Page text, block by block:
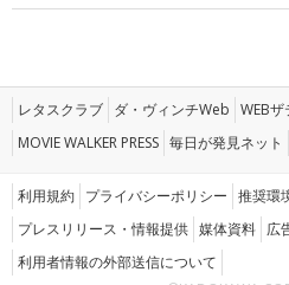
レタスクラブ ダ・ヴィンチWeb WEB
MOVIE WALKER PRESS 毎日が発見ネット
利用規約 プライバシーポリシー 推奨環
プレスリリース・情報提供 媒体資料 広
利用者情報の外部送信について